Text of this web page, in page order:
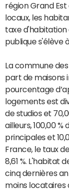
région Grand
locaux, les
taxe d'habitation
publique s'élève
La commune
part de maisons
pourcentage
logements est
de studios et
ailleurs, 100,00
principales et
France, le taux
8,61 %. L'habitat
cinq dernières
moins locataires